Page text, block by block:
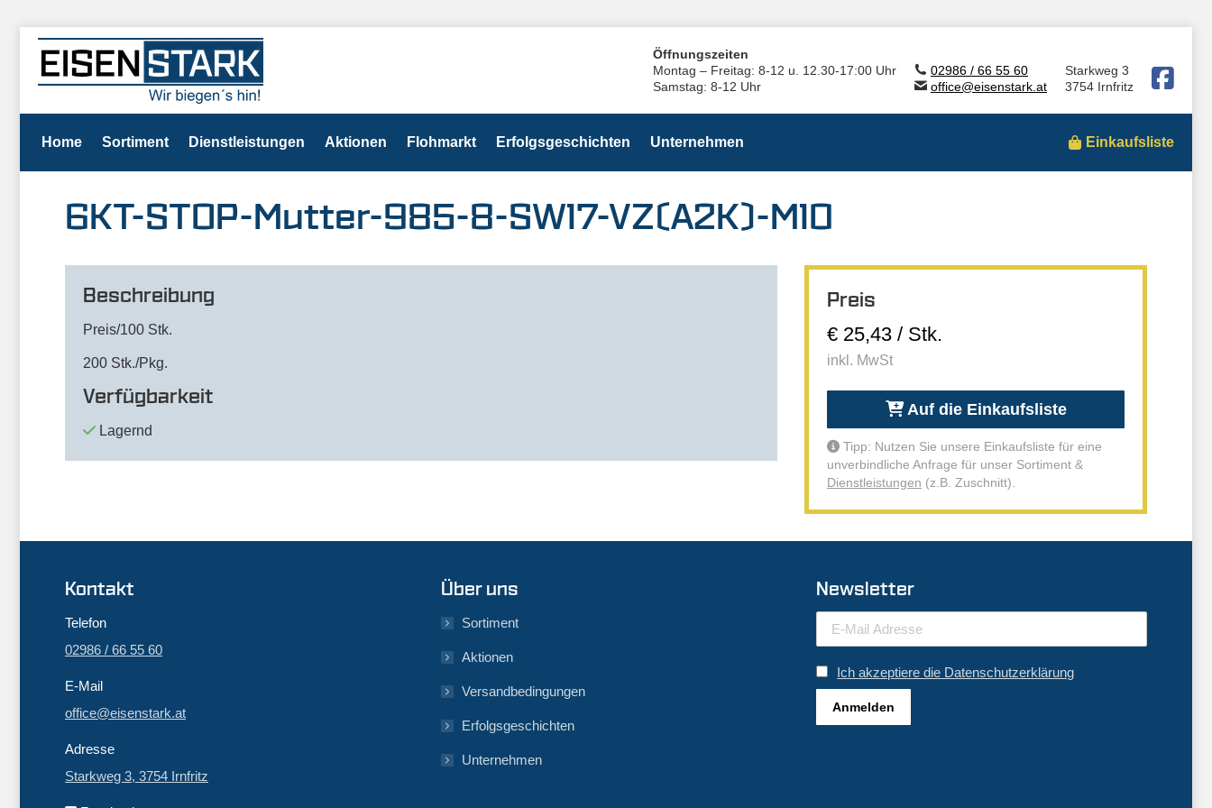
Öffnungszeiten
Montag – Freitag: 8-12 u. 12.30-17:00 Uhr
Samstag: 8-12 Uhr
02986 / 66 55 60
office@eisenstark.at
Starkweg 3
3754 Irnfritz
Home Sortiment Dienstleistungen Aktionen Flohmarkt Erfolgsgeschichten Unternehmen Einkaufsliste
6KT-STOP-Mutter-985-8-SW17-VZ(A2K)-M10
Beschreibung
Preis/100 Stk.
200 Stk./Pkg.
Verfügbarkeit
Lagernd
Preis
€ 25,43 / Stk.
inkl. MwSt
Auf die Einkaufsliste
Tipp: Nutzen Sie unsere Einkaufsliste für eine
unverbindliche Anfrage für unser Sortiment &
Dienstleistungen (z.B. Zuschnitt).
Kontakt
Telefon
02986 / 66 55 60
E-Mail
office@eisenstark.at
Adresse
Starkweg 3, 3754 Irnfritz
Über uns
Sortiment
Aktionen
Versandbedingungen
Erfolgsgeschichten
Unternehmen
Newsletter
Ich akzeptiere die Datenschutzerklärung